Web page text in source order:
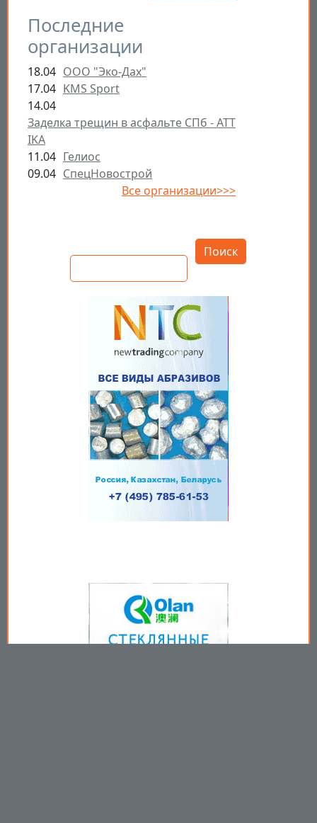
Последние
организации
18.04 ООО "Эко-Дах"
17.04 KMS Sport
14.04
Заделка трещин в асфальте СПб - ATT
IKA
11.04 Гелиос
09.04 СпецНовострой
Все организации>>>